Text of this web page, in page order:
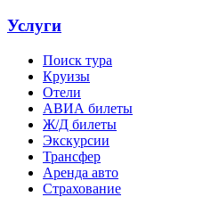
Услуги
Поиск тура
Круизы
Отели
АВИА билеты
Ж/Д билеты
Экскурсии
Трансфер
Аренда авто
Страхование